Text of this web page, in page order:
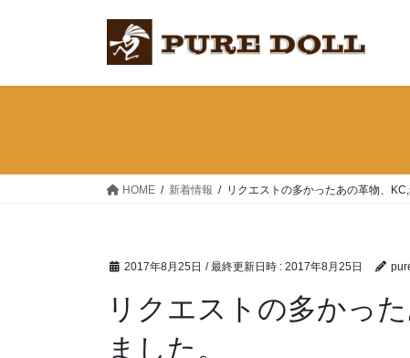
HOME 新着情報 リクエストの多かったあの革物、
2017年8月25日 / 最終更新日時 : 2017年8月25日
リクエストの多かっ
ました。